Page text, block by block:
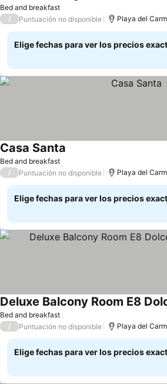
Bed and breakfast
/ Puntuación no disponible
Elige fechas para ver los precios
Bed and breakfast
Casa Santa
/ Puntuación no disponible
Elige fechas para ver los precios
Bed and breakfast
/ Puntuación no disponible
Elige fechas para ver los precios